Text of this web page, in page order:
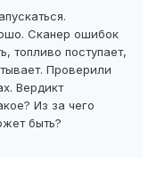
Сканер ошибок
топливо поступает,
Проверили
Вердикт
Из за чего
быть?